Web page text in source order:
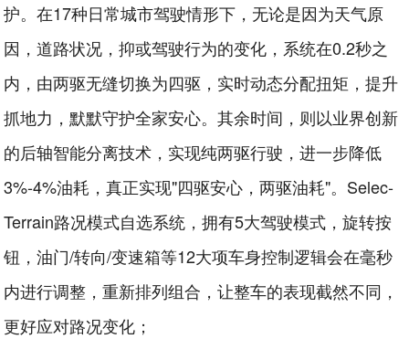
护。在17种日常城市驾驶情形下，无论是因为天气原
因，道路状况，抑或驾驶行为的变化，系统在0.2秒之
内，由两驱无缝切换为四驱，实时动态分配扭矩，提升
抓地力，默默守护全家安心。其余时间，则以业界创新
的后轴智能分离技术，实现纯两驱行驶，进一步降低
3%-4%油耗，真正实现"四驱安心，两驱油耗"。Selec-
Terrain路况模式自选系统，拥有5大驾驶模式，旋转按
钮，油门/转向/变速箱等12大项车身控制逻辑会在毫秒
内进行调整，重新排列组合，让整车的表现截然不同，
更好应对路况变化；